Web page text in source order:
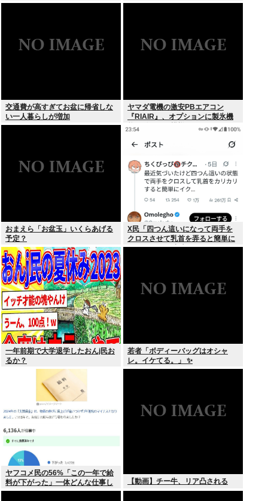
交通費が高すぎてお盆に帰省しな
い一人暮らしが増加
ヤマダ電機の激安PBエアコン
『RIAIR』、オプションに製氷機
能も付いてた模様www
おまえら「お盆玉」いくらあげる
予定？
X民「四つん這いになって両手を
クロスさせて乳首を弄ると簡単に
イケる」 これ出来ないヤツはゲイ
一年前期で大学退学したおんj民お
るか？
若者「ボディーバッグはオシャ
レ。イケてる。」 ✨
ヤフコメ民の56%「この一年で給
料が下がった」一体どんな仕事し
てんだよこいつら！？
【動画】チー牛、リア凸される